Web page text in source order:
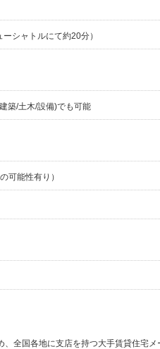
シャトルにて約20分）
築/土木/設備)でも可能
可能性有り）
全国各地に支店を持つ大手賃貸住宅メ